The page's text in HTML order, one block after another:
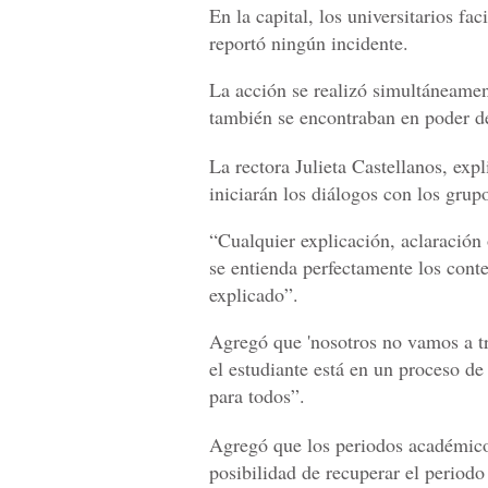
En la capital, los universitarios
reportó ningún incidente.
La acción se realizó
también se encontraban en poder
La rectora Julieta Castellanos,
iniciarán los diálogos con los
“Cualquier explicación, aclaración
se entienda perfectamente los
explicado”.
Agregó que 'nosotros no vamos a
el estudiante está en un proceso
para todos”.
Agregó que los periodos
posibilidad de recuperar el